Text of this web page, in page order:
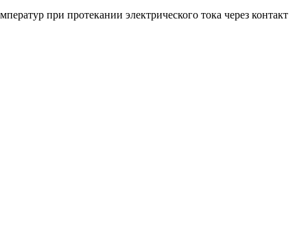
при протекании электрического тока через контакт